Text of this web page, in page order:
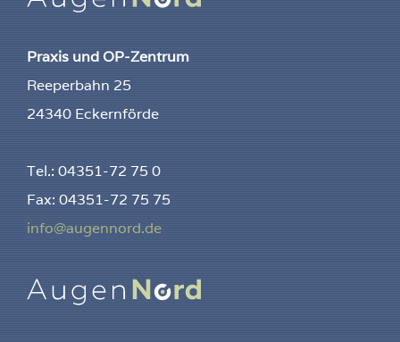
Praxis und OP-Zentrum
Reeperbahn 25
24340 Eckernförde
Tel.: 04351-72 75 0
Fax: 04351-72 75 75
info@augennord.de